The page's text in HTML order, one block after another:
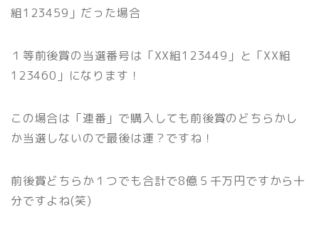
組123459」だった場合
１等前後賞の当選番号は「XX組123449」と「XX組
123460」になります！
この場合は「連番」で購入しても前後賞のどちらかし
か当選しないので最後は運？ですね！
前後賞どちらか１つでも合計で8億５千万円ですから十
分ですよね(笑)